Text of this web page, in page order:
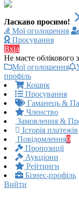
Ласкаво просимо!
Мої оголошення
Просування
Вхід
Не маєте облікового
Мої оголошення
профіль
Кошик
Просування
Гаманець &
Членство
Замовлення &
Історія платежів
Повідомлення0
Пропозиції
Аукціони
Рейтинги
Бізнес-профіль
Вийти